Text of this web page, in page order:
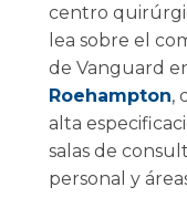
centro
lea sobre el
de Vanguard
Roehampton,
alta
salas de
personal y